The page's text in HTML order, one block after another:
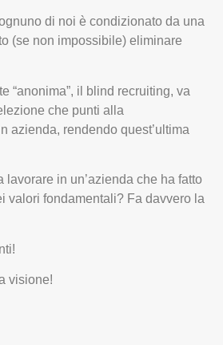
di noi è condizionato da una
(se non impossibile) eliminare
“anonima”, il blind recruiting, va
che punti alla
azienda, rendendo quest’ultima
in un’azienda che ha fatto
valori fondamentali? Fa davvero la
visione!